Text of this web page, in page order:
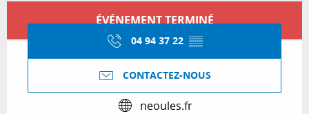
Ouverture et coordonnées
ÉVÉNEMENT TERMINÉ
04 94 37 22 ▒▒
CONTACTEZ-NOUS
neoules.fr